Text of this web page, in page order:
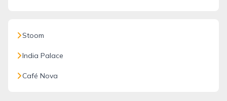
Stoom
India Palace
Café Nova